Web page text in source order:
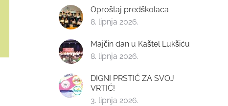
Oproštaj predškolaca
8. lipnja 2026.
Majčin dan u Kaštel Lukšiću
8. lipnja 2026.
DIGNI PRSTIĆ ZA SVOJ
VRTIĆ!
3. lipnja 2026.